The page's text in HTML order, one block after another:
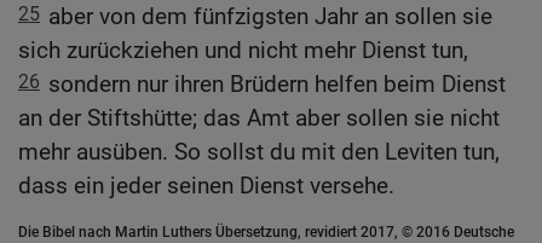
25 aber von dem fünfzigsten Jahr an sollen sie
sich zurückziehen und nicht mehr Dienst tun,
26 sondern nur ihren Brüdern helfen beim Dienst
an der Stiftshütte; das Amt aber sollen sie nicht
mehr ausüben. So sollst du mit den Leviten tun,
dass ein jeder seinen Dienst versehe.
Die Bibel nach Martin Luthers Übersetzung, revidiert 2017, © 2016 Deutsche